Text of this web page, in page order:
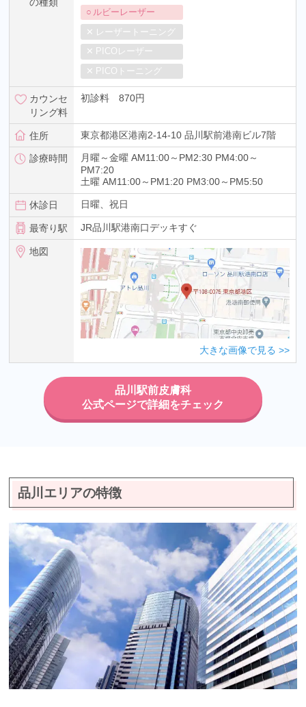
ルビーレーザー
レーザートーニング
PICOレーザー
PICOトーニング
カウンセ
リング料
初診料 870円
住所 東京都港区港南2-14-10 品川駅前港南ビル7階
診療時間
月曜～金曜 AM11:00～PM2:30 PM4:00～
PM7:20
土曜 AM11:00～PM1:20 PM3:00～PM5:50
休診日 日曜、祝日
最寄り駅 JR品川駅港南口デッキすぐ
地図
大きな画像で見る
品川駅前皮膚科
公式ページで詳細をチェック
品川エリアの特徴